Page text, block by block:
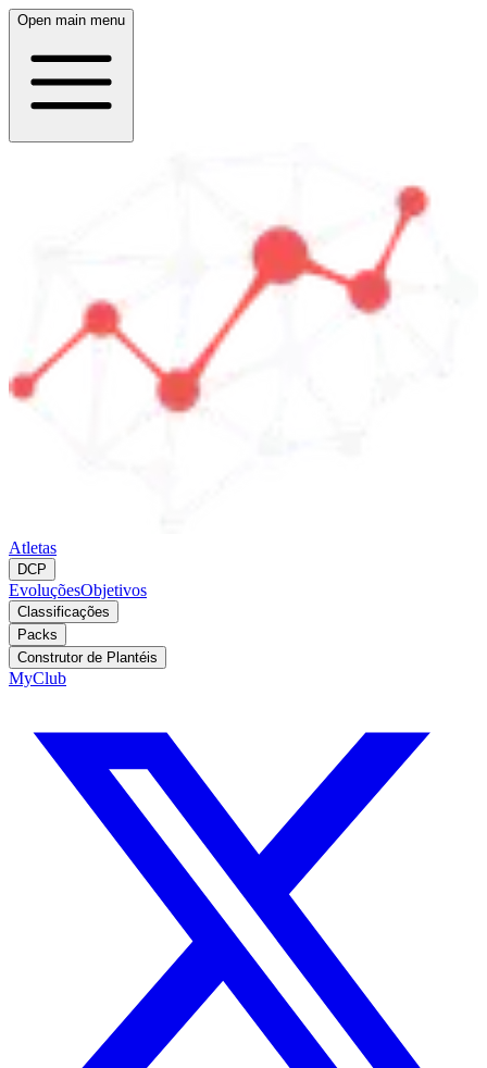
Open main menu
Atletas
DCP
EvoluçõesObjetivos
Classificações
Packs
Construtor de Plantéis
MyClub